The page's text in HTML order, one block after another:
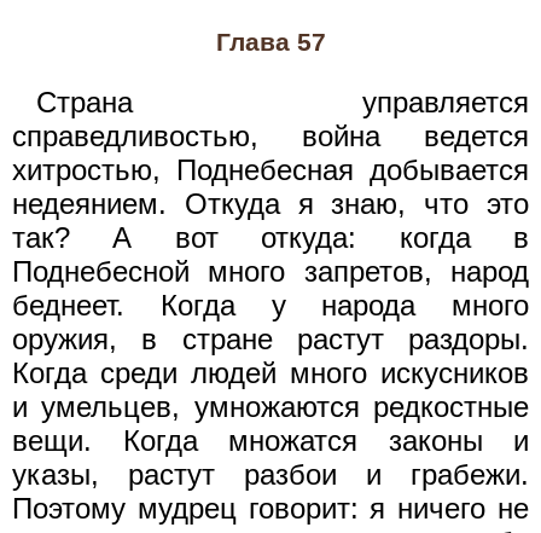
Глава 57
Страна управляется
справедливостью, война ведется
хитростью, Поднебесная добывается
недеянием. Откуда я знаю, что это
так? А вот откуда: когда в
Поднебесной много запретов, народ
беднеет. Когда у народа много
оружия, в стране растут раздоры.
Когда среди людей много искусников
и умельцев, умножаются редкостные
вещи. Когда множатся законы и
указы, растут разбои и грабежи.
Поэтому мудрец говорит: я ничего не